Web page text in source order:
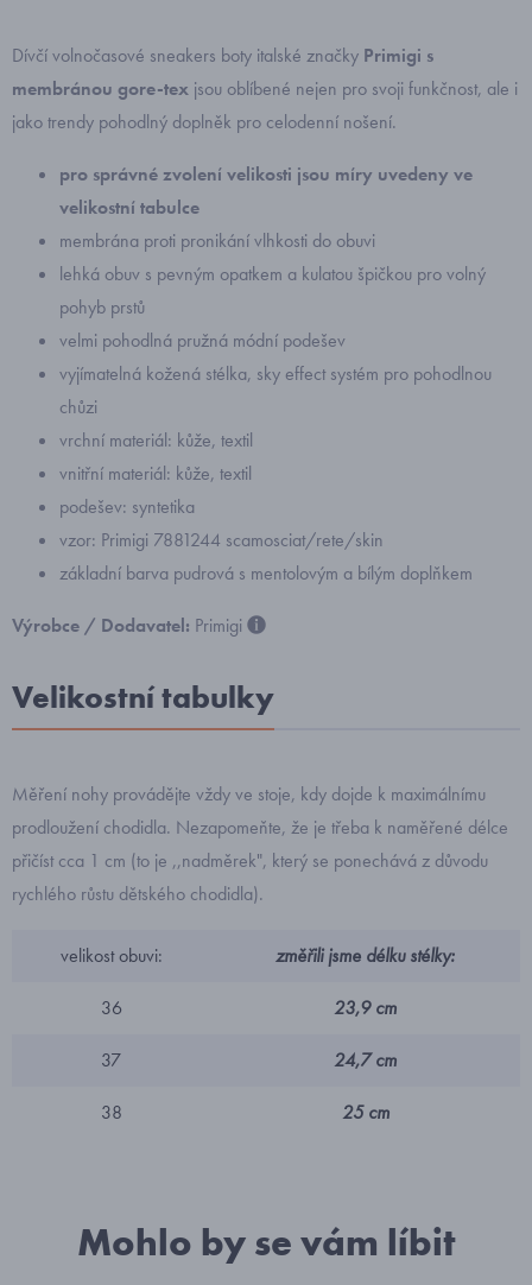
Dívčí volnočasové sneakers boty italské značky Primigi s
membránou gore-tex jsou oblíbené nejen pro svoji funkčnost, ale i
jako trendy pohodlný doplněk pro celodenní nošení.
pro správné zvolení velikosti jsou míry uvedeny ve
velikostní tabulce
membrána proti pronikání vlhkosti do obuvi
lehká obuv s pevným opatkem a kulatou špičkou pro volný
pohyb prstů
velmi pohodlná pružná módní podešev
vyjímatelná kožená stélka, sky effect systém pro pohodlnou
chůzi
vrchní materiál: kůže, textil
vnitřní materiál: kůže, textil
podešev: syntetika
vzor: Primigi 7881244 scamosciat/rete/skin
základní barva pudrová s mentolovým a bílým doplňkem
Výrobce / Dodavatel: Primigi
Velikostní tabulky
Měření nohy provádějte vždy ve stoje, kdy dojde k maximálnímu
prodloužení chodidla. Nezapomeňte, že je třeba k naměřené délce
přičíst cca 1 cm (to je ,,nadměrek", který se ponechává z důvodu
rychlého růstu dětského chodidla).
velikost obuvi: změřili jsme délku stélky:
36 23,9 cm
37 24,7 cm
38 25 cm
Mohlo by se vám líbit